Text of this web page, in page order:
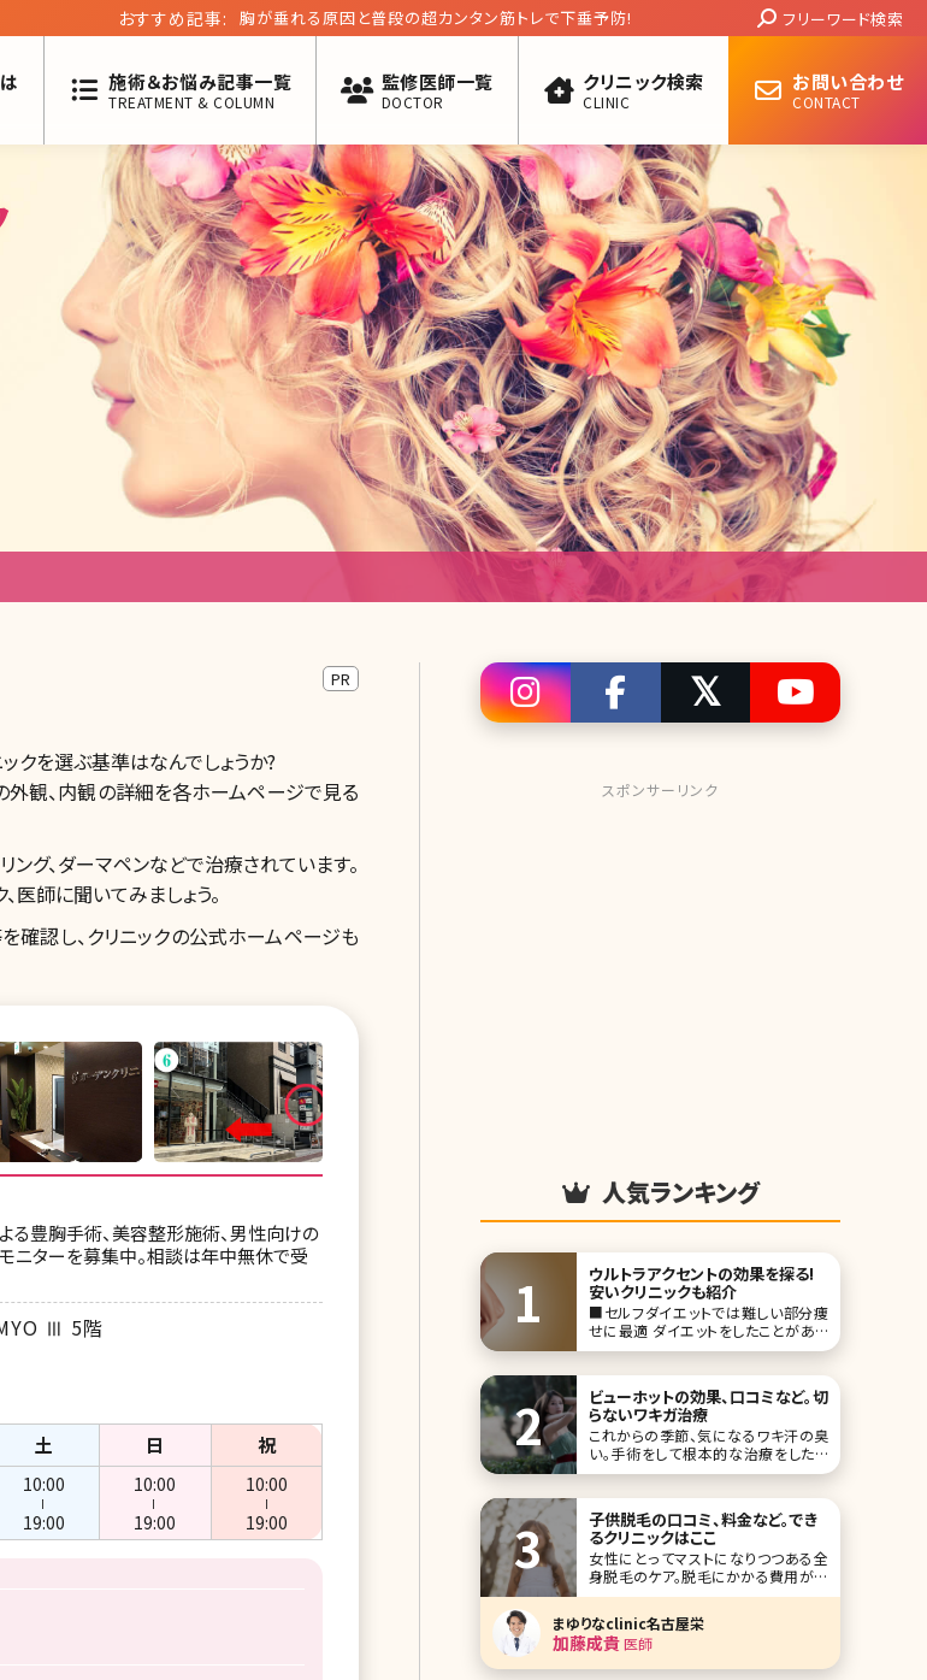
おすすめ記事: 胸が垂れる原因と普段の超カンタン筋トレで下垂予防! Search:
フリーワード検索
施術＆お悩み記事一覧
TREATMENT & COLUMN
監修医師一覧
DOCTOR
クリニック検索
CLINIC
お問い合わせ
CONTACT
PR
クを選ぶ基準はなんでしょうか?
外観、内観の詳細を各ホームページで見る
グ、ダーマペンなどで治療されています。
師に聞いてみましょう。
認し、クリニックの公式ホームページも
る豊胸手術、美容整形施術、男性向けの
ニターを募集中。相談は年中無休で受
Ⅲ 5階
土 日 祝
10:00
19:00
10:00
19:00
10:00
19:00
スポンサーリンク
人気ランキング
ウルトラアクセントの効果を探る!
安いクリニックも紹介
■セルフダイエットでは難しい部分痩
せに最適 ダイエットをしたことがある
方のなかには「体重は落ちたけれど、
せない」といった経験のある方がいる
のではないでしょうか。全体的に太って
いなく
ビューホットの効果、口コミなど。切
らないワキガ治療
これからの季節、気になるワキ汗の臭
い。手術をして根本的な治療をしたい
けれど、汗腺を切除する外科手術は怖
切らないワキガ手術は効果がないとい
う声もよく聞きます。切らないワキガ治
療の中で再発が少なく
子供脱毛の口コミ、料金など。でき
るクリニックはここ
女性にとってマストになりつつある全
身脱毛のケア。脱毛にかかる費用が安
くなってることからも、プロの手で手入
れをしてもらうという考え方が浸透して
きていますよね。さらに、最近では子供
に脱毛を受けさせたいと考える人も増
えているのだとか。でも
まゆりなclinic名古屋栄
加藤成貴医師